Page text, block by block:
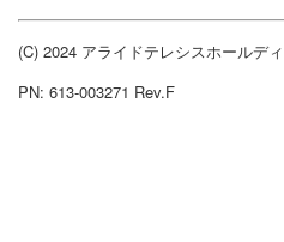
(C) 2024 アライドテレシスホールデ
PN: 613-003271 Rev.F